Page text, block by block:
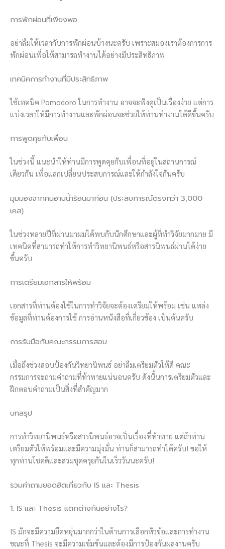
การพักผ่อนที่เพียงพอ
อย่าลืมให้เวลากับการพักผ่อนบ้างนะครับ เพราะสมองเราต้องการการ
พักผ่อนเพื่อให้สามารถทำงานได้อย่างมีประสิทธิภาพ
เทคนิคการทำงานที่มีประสิทธิภาพ
ใช้เทคนิค Pomodoro ในการทำงาน อาจจะฟังดูเป็นเรื่องง่าย แต่การ
แบ่งเวลาให้มีการทำงานและพักผ่อนจะช่วยให้ท่านทำงานได้ดีขึ้นครับ
การพูดคุยกับเพื่อน
ในช่วงนี้ แนะนำให้ท่านมีการพูดคุยกับเพื่อนที่อยู่ในสถานการณ์
เดียวกัน เพื่อแลกเปลี่ยนประสบการณ์และให้กำลังใจกันครับ
มุมมองจากคนอาบน้ำร้อนมาก่อน (ประสบการณ์ตรงกว่า 3,000
เคส)
ในช่วงหลายปีที่ผ่านมาผมได้พบกับนักศึกษาและผู้ที่ทำวิจัยมากมาย มี
เทคนิคที่สามารถทำให้การทำวิทยานิพนธ์หรือสารนิพนธ์ผ่านได้ง่าย
ขึ้นครับ
การเตรียมเอกสารให้พร้อม
เอกสารที่ท่านต้องใช้ในการทำวิจัยจะต้องเตรียมให้พร้อม เช่น แหล่ง
ข้อมูลที่ท่านต้องการใช้ การอ่านหนังสือที่เกี่ยวข้อง เป็นต้นครับ
การรับมือกับคณะกรรมการสอบ
เมื่อถึงช่วงสอบป้องกันวิทยานิพนธ์ อย่าลืมเตรียมตัวให้ดี คณะ
กรรมการจะถามคำถามที่ท้าทายแน่นอนครับ ดังนั้นการเตรียมตัวและ
ฝึกตอบคำถามเป็นสิ่งที่สำคัญมาก
บทสรุป
การทำวิทยานิพนธ์หรือสารนิพนธ์อาจเป็นเรื่องที่ท้าทาย แต่ถ้าท่าน
เตรียมตัวให้พร้อมและมีความมุ่งมั่น ท่านก็สามารถทำได้ครับ! ขอให้
ทุกท่านโชคดีและสวมชุดครุยกันในเร็ววันนะครับ!
รวมคำถามยอดฮิตเกี่ยวกับ IS และ Thesis
1. IS และ Thesis แตกต่างกันอย่างไร?
IS มักจะมีความยืดหยุ่นมากกว่าในด้านการเลือกหัวข้อและการทำงาน
ขณะที่ Thesis จะมีความเข้มข้นและต้องมีการป้องกันผลงานครับ